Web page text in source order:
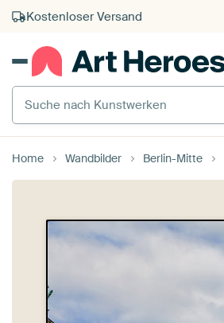
Kauf auf Rechnung
Individueller Druck auf Bestellung
Suche nach Kunstwerken
Home Wandbilder Berlin-Mitte